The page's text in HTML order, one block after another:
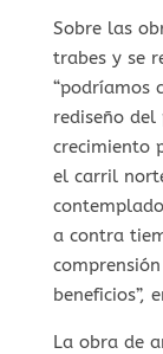
Sobre las
trabes y se
“podríamos
rediseño
crecimiento
el carril
a contra
beneficios”,
La obra de